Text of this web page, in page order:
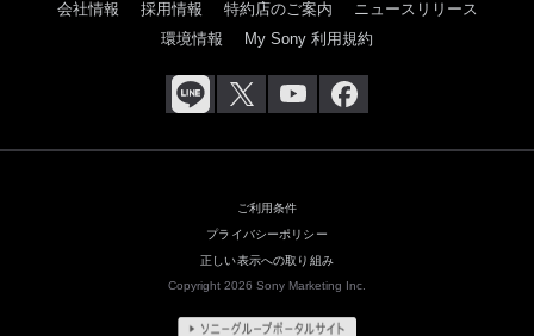
会社情報 採用情報 特約店のご案内
ニュースリリース
環境情報
My Sony 利用規約
ご利用条件
プライバシーポリシー
正しい表示への取り組み
Copyright 2026 Sony Marketing Inc.